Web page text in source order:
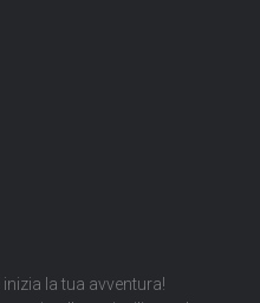
la tua avventura!